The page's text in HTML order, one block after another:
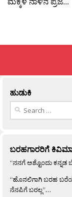
ಹುಡುಕಿ
Search
ಬರಹಗಾರರಿಗೆ
“ನನಗೆ ಅಶ್ಟೊಂದು ಕನ್ನಡ
“ಹೊನಲಿಗಾಗಿ ಬರಹ
ನೆನಪಿಗೆ ಬರಲ್ಲ”…